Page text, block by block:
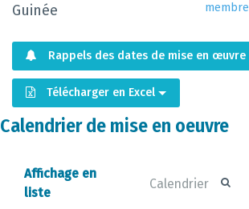
Guinée
membre
Rappels des dates de mise en œuvre
Télécharger en Excel
Calendrier de mise en oeuvre
Affichage en
liste
Calendrier